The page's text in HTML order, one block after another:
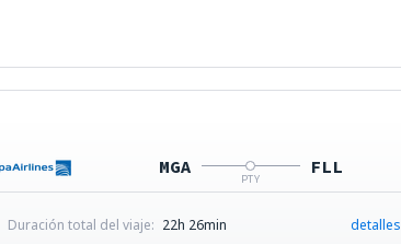
MGA
PTY
FLL
Duración total del viaje: 22h 26min detalles